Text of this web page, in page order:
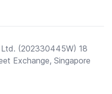
(202330445W) 18
Exchange, Singapore